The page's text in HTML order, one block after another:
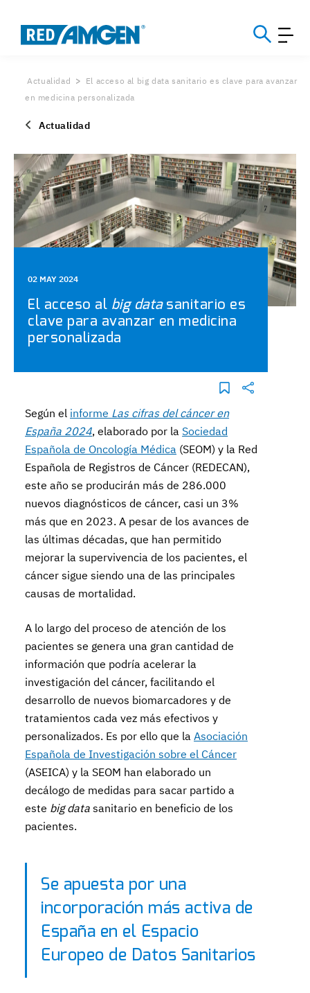
Actualidad
El acceso al big data sanitario es clave para avanzar
en medicina personalizada
Actualidad
02 MAY 2024
El acceso al big datasanitario es
clave para avanzar en medicina
personalizada
Según el informe Las cifras del cáncer en
España 2024, elaborado por laSociedad
Española de Oncología Médica (SEOM) y la Red
Española de Registros de Cáncer (REDECAN),
este año se producirán más de 286.000
nuevos diagnósticos de cáncer, casi un 3%
más que en 2023. A pesar de los avances de
las últimas décadas, que han permitido
mejorar la supervivencia de los pacientes, el
cáncer sigue siendo una de las principales
causas de mortalidad.
A lo largo del proceso de atención de los
pacientes se genera una gran cantidad de
información que podría acelerar la
investigación del cáncer, facilitando el
desarrollo de nuevos biomarcadores y de
tratamientos cada vez más efectivos y
personalizados. Es por ello que laAsociación
Española de Investigación sobre el Cáncer
(ASEICA) y la SEOM han elaborado un
decálogo de medidas para sacar partido a
este big data sanitario en beneficio de los
pacientes.
Se apuesta por una
incorporación más activa de
España en el Espacio
Europeo de Datos Sanitarios